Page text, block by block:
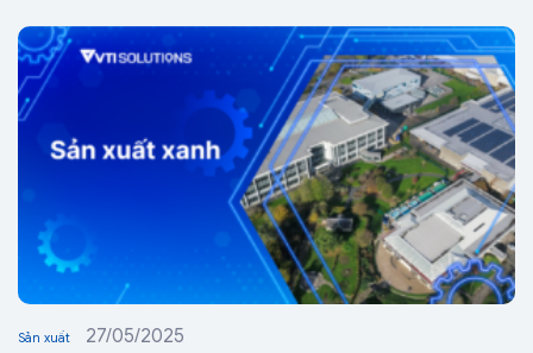
Sản xuất 27/05/2025